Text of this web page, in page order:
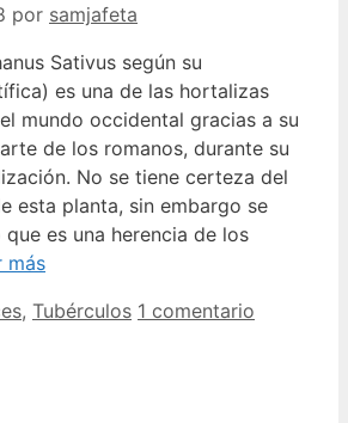
por samjafeta
Sativus según su
es una de las hortalizas
mundo occidental gracias a su
de los romanos, durante su
No se tiene certeza del
esta planta, sin embargo se
es una herencia de los
más
, Tubérculos 1 comentario